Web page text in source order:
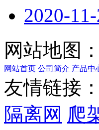
2020-
网站地图：
网站首页 公司简介 产品中
友情链接：
隔离网 爬